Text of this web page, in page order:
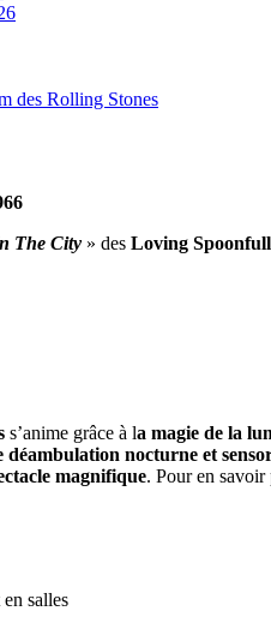
des Rolling Stones
The City » des Loving Spoonfull
s’anime grâce à la magie de la
déambulation nocturne et
magnifique. Pour en savoir
salles